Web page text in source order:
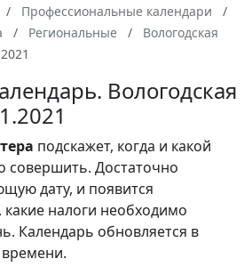
Профессиональные календари
Региональные
Вологодская
Вологодская
подскажет, когда и какой
совершить. Достаточно
дату, и появится
налоги необходимо
Календарь обновляется в